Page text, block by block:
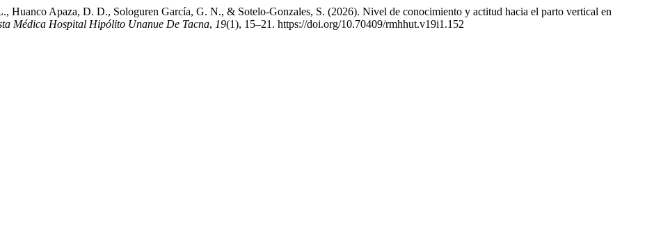
Apaza, D. D., Sologuren García, G. N., & Sotelo-Gonzales, S. (2026). Nivel de conocimiento y actitud hacia el parto vertical en
Médica Hospital Hipólito Unanue De Tacna, 19(1), 15–21. https://doi.org/10.70409/rmhhut.v19i1.152